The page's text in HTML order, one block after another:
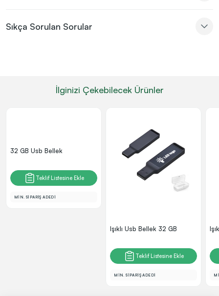
Sıkça Sorulan Sorular
İlginizi Çekebilecek Ürünler
32 GB Usb Bellek
Teklif Listesine Ekle
MİN. SİPARİŞ ADEDİ
Işıklı Usb Bellek 32 GB
Teklif Listesine Ekle
MİN. SİPARİŞ ADEDİ